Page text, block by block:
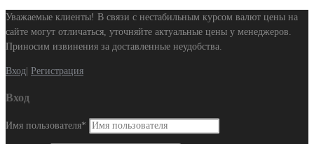
Уважаемые клиенты! В связи с нестабильным курсом валют цены на
сайте могут отличаться, уточняйте актуальные цены у менеджеров.
Приносим извинения за доставленные неудобства.
Вход Регистрация
Вход
Имя пользователя*